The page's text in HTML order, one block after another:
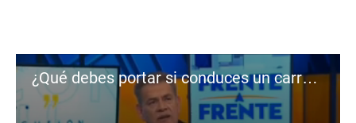
¿Qué debes portar si conduces un carro o motocicleta?